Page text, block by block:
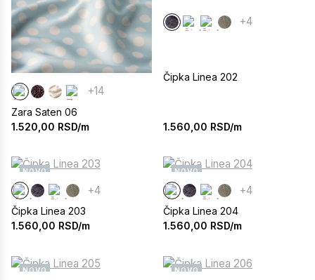
+14
Zara Saten 06
1.520,00 RSD/m
+4
Čipka Linea 202
1.560,00 RSD/m
NOVO
+4
Čipka Linea 203
1.560,00 RSD/m
NOVO
+4
Čipka Linea 204
1.560,00 RSD/m
NOVO NOVO